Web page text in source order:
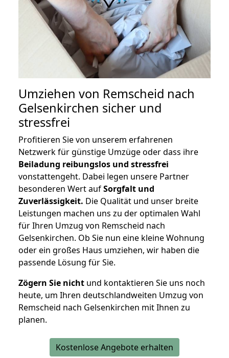
Umziehen von Remscheid nach
Gelsenkirchen sicher und
stressfrei
Profitieren Sie von unserem erfahrenen
Netzwerk für günstige Umzüge oder dass ihre
Beiladung reibungslos und stressfrei
vonstattengeht. Dabei legen unsere Partner
besonderen Wert aufSorgfalt und
Zuverlässigkeit. Die Qualität und unser breite
Leistungen machen uns zu der optimalen Wahl
für Ihren Umzug von Remscheid nach
Gelsenkirchen. Ob Sie nun eine kleine Wohnung
oder ein großes Haus umziehen, wir haben die
passende Lösung für Sie.
Zögern Sie nicht und kontaktieren Sie uns noch
heute, um Ihren deutschlandweiten Umzug von
Remscheid nach Gelsenkirchen mit Ihnen zu
planen.
Kostenlose Angebote erhalten